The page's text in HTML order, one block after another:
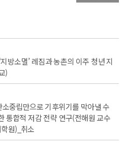
방소멸’ 레짐과 농촌의 이주 청년 지
)
중립만으로 기후위기를 막아낼 수
통합적 저감 전략 연구(전해원 교수
원)_취소